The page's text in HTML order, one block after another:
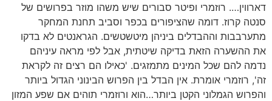
דארווין…. רוזמרי ופיטר סבורים שיש משהו מוזר בפרושים של
סנטה קרוז. דומה שהציפורים בכפר וסביב תחנת המחקר
מתערבבות וההבדלים ביניהן מיטשטשים. הגראנטים לא בדקו
את ההשערה הזאת בדיקה שיטתית, אבל לפי מראה עיניהם
נדמה להם שכל המינים מתמזגים. 'כאילו הם רצים זה לקראת
זה', רוזמרי אומרת. אין הבדל בין הפרוש הבינוני הגדול ביותר
והפרוש הגמלוני הקטן ביותר…הוא ורוזמרי תוהים אם שפע המזון